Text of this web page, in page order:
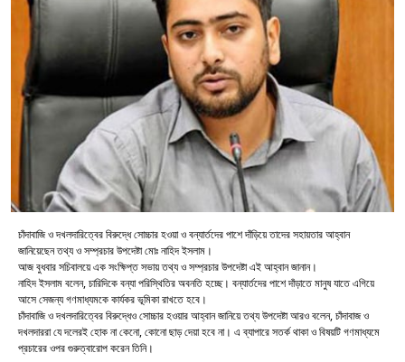
চাঁদাবাজি ও দখলদারিত্বের বিরুদ্ধে সোচ্চার হওয়া ও বন্যার্তদের পাশে দাঁড়িয়ে তাদের সহায়তার আহ্বান
জানিয়েছেন তথ্য ও সম্প্রচার উপদেষ্টা মোঃ নাহিদ ইসলাম।
আজ বুধবার সচিবালয়ে এক সংক্ষিপ্ত সভায় তথ্য ও সম্প্রচার উপদেষ্টা এই আহ্বান জানান।
নাহিদ ইসলাম বলেন, চারিদিকে বন্যা পরিস্থিতির অবনতি হচ্ছে। বন্যার্তদের পাশে দাঁড়াতে মানুষ যাতে এগিয়ে
আসে সেজন্য গণমাধ্যমকে কার্যকর ভূমিকা রাখতে হবে।
চাঁদাবাজি ও দখলদারিত্বের বিরুদ্ধেও সোচ্চার হওয়ার আহ্বান জানিয়ে তথ্য উপদেষ্টা আরও বলেন, চাঁদাবাজ ও
দখলদাররা যে দলেরই হোক না কেনো, কোনো ছাড় দেয়া হবে না। এ ব্যাপারে সতর্ক থাকা ও বিষয়টি গণমাধ্যমে
প্রচারের ওপর গুরুত্বারোপ করেন তিনি।